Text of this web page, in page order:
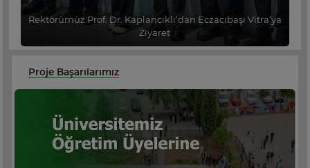
Rektörümüz Prof. Dr. Kaplancıklı’dan Eczacıbaşı Vitra’ya
Ziyaret
Proje Başarılarımız